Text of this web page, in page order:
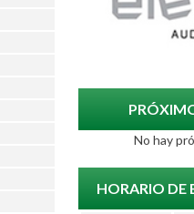
No hay
HORARIO DE